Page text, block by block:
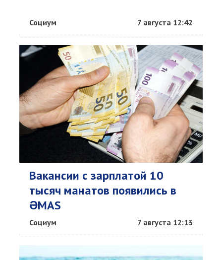
Социум 7 августа 12:42
Вакансии с зарплатой 10
тысяч манатов появились в
ƏMAS
Социум 7 августа 12:13